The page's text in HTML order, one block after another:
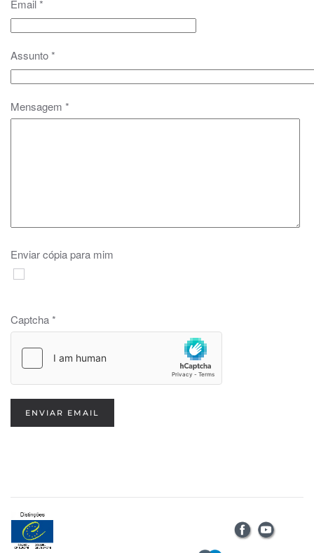
Email*
Assunto*
Mensagem *
Enviar cópia para mim
Captcha*
ENVIAR EMAIL